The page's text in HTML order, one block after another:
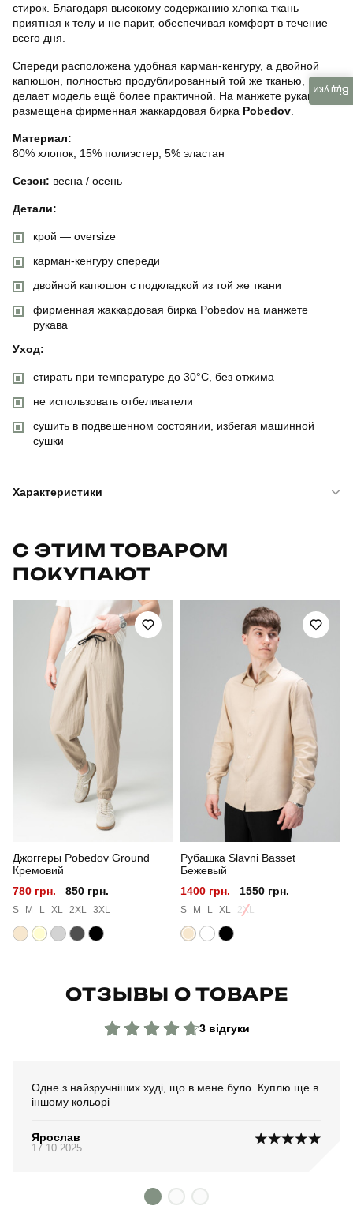
стирок. Благодаря высокому содержанию хлопка ткань
приятная к телу и не парит, обеспечивая комфорт в течение
всего дня.
Спереди расположена удобная карман-кенгуру, а двойной
капюшон, полностью продублированный той же тканью,
делает модель ещё более практичной. На манжете рукава
размещена фирменная жаккардовая бирка Pobedov
Материал:
80% хлопок, 15% полиэстер, 5% эластан
Сезон: весна / осень
Детали:
крой — oversize
карман-кенгуру спереди
двойной капюшон с подкладкой из той же ткани
фирменная жаккардовая бирка Pobedov на манжете
рукава
Уход:
стирать при температуре до 30°C, без отжима
не использовать отбеливатели
сушить в подвешенном состоянии, избегая машинной
сушки
Характеристики
Модель
Призначення для повсякденного носіння
повсякденний
Склад тканини 80% бавовна, 15% поліестер, 5% еластан
Країна - виробник україна
С ЭТИМ ТОВАРОМ
ПОКУПАЮТ
Джоггеры Pobedov Ground
Кремовий
780 грн.
850 грн.
S M L XL 2XL 3XL
Рубашка Slavni Basset
Бежевый
1400 грн.
1550 грн.
S M L XL 2XL
ОТЗЫВЫ О ТОВАРЕ
Відгуки
3 відгуки
Одне з найзручніших худі, що в мене було. Куплю ще в
іншому кольорі
Ярослав
17.10.2025